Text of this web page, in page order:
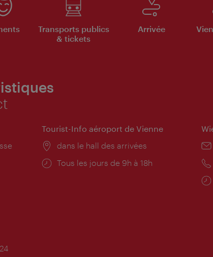
Transports publics
& tickets
Arrivée
Tourist-Info aéroport de Vienne
Lieu:
dans le hall des arrivées
Horaires
Tous les jours de 9h à 18h